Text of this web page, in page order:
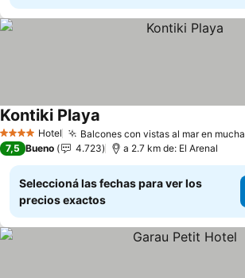
4 EstrellasHotel Balcones con vistas al mar en
Kontiki Playa
7,5 Bueno 4.723 a 2.7 km de: El Arenal
Seleccioná las fechas para ver los
precios exactos